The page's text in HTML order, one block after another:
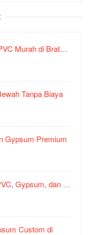
Murah di Brat…
Tanpa Biaya
Gypsum Premium
Gypsum, dan …
Custom di